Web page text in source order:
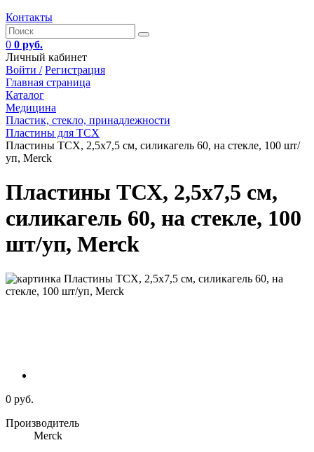
Контакты
0 0 руб.
Личный кабинет
Войти / Регистрация
Главная страница
Каталог
Медицина
Пластик, стекло, принадлежности
Пластины для ТСХ
Пластины ТСХ, 2,5х7,5 см, силикагель 60, на стекле, 100 шт/
уп, Merck
Пластины ТСХ, 2,5х7,5 см,
силикагель 60, на стекле, 100
шт/уп, Merck
0 руб.
Производитель
Merck